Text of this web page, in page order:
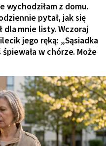
wychodziłam z domu.
pytał, jak się
dla mnie listy. Wczoraj
jego ręką: „Sąsiadka
w chórze. Może